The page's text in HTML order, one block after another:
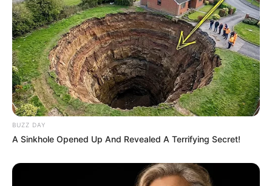
BUZZ DAY
A Sinkhole Opened Up And Revealed A Terrifying Secret!